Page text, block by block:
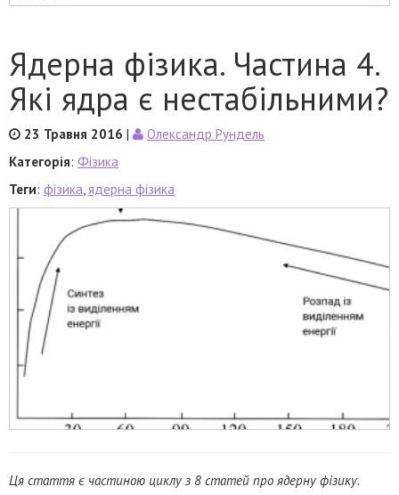
Ядерна фізика. Частина 4.
Які ядра є нестабільними?
23 Травня 2016 |
Олександр Рундель
Категорія: Фізика
Теги: фізика,ядерна фізика
Ця стаття є частиною циклу з 8 статей про ядерну фізику.